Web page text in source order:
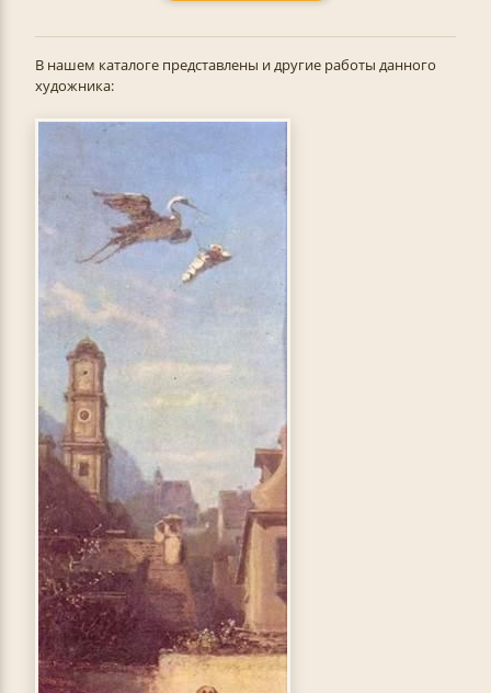
В нашем каталоге представлены и другие работы данного
художника: